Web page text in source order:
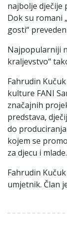
najbolje dječije
Dok su romani
gosti“
Najpopularniji
kraljevstvo“
Fahrudin
kulture FANI
značajnih
predstava,
do
kojem se
za djecu i
Fahrudin
umjetnik. Član